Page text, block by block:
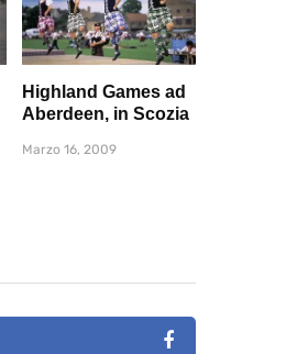
Highland Games ad
Aberdeen, in Scozia
Marzo 16, 2009